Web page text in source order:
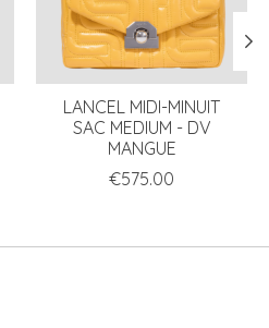
LANCEL MIDI-MINUIT
SAC MEDIUM - DV
MANGUE
€575.00